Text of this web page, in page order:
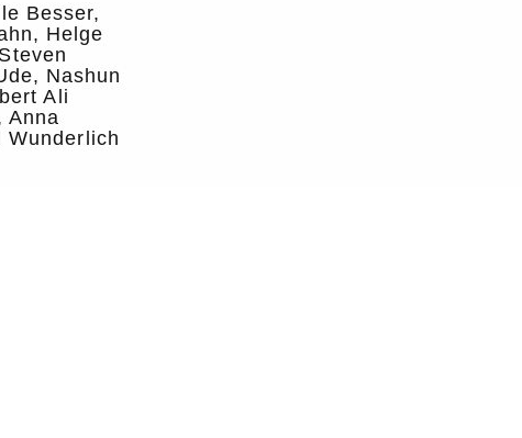
Besser,
Helge
Nashun
Ali
Anna
Wunderlich